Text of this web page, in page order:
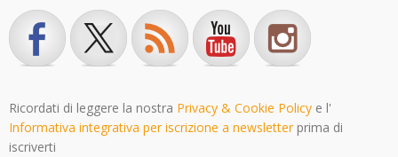
Ricordati di leggere la nostra Privacy & Cookie Policy e l'
Informativa integrativa per iscrizione a newsletterprima di
iscriverti